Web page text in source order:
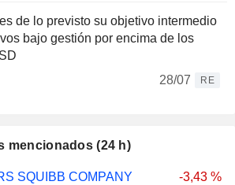
de lo previsto su objetivo intermedio
bajo gestión por encima de los
28/07
RE
mencionados (24 h)
SQUIBB COMPANY
-3,43 %